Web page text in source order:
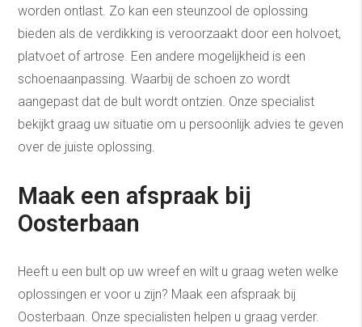
worden ontlast. Zo kan een steunzool de oplossing
bieden als de verdikking is veroorzaakt door een holvoet,
platvoet of artrose. Een andere mogelijkheid is een
schoenaanpassing. Waarbij de schoen zo wordt
aangepast dat de bult wordt ontzien. Onze specialist
bekijkt graag uw situatie om u persoonlijk advies te geven
over de juiste oplossing.
Maak een afspraak bij
Oosterbaan
Heeft u een bult op uw wreef en wilt u graag weten welke
oplossingen er voor u zijn? Maak een afspraak bij
Oosterbaan. Onze specialisten helpen u graag verder.